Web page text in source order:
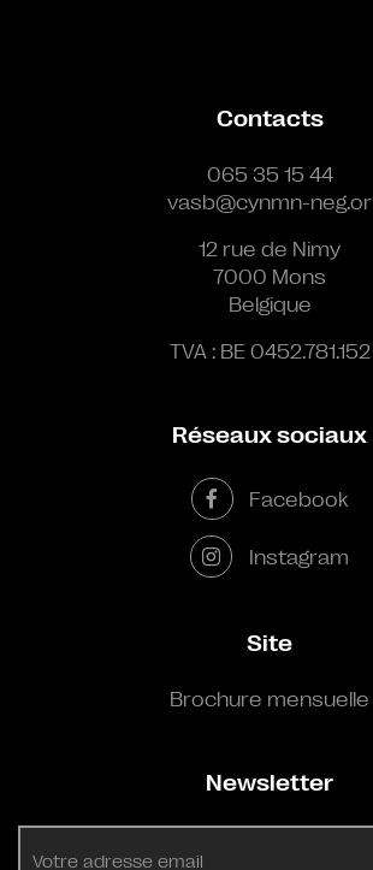
Contacts
065 35 15 44
vasb@cynmn-neg.or
12 rue de Nimy
7000 Mons
Belgique
TVA : BE 0452.781.152
Réseaux sociaux
Facebook
Instagram
Site
Brochure mensuelle
Newsletter